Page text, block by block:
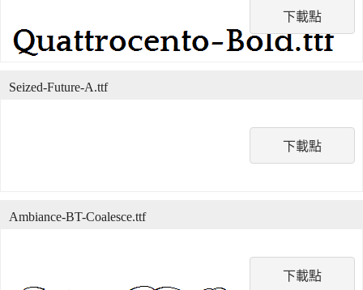
下載點
下載點
Seized-Future-A.ttf
下載點
Ambiance-BT-Coalesce.ttf